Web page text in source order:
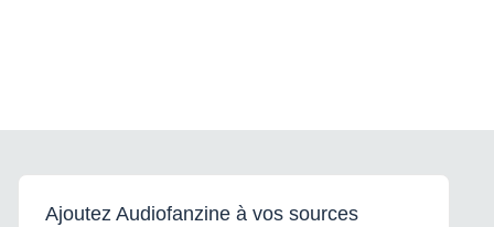
Ajoutez Audiofanzine à vos sources